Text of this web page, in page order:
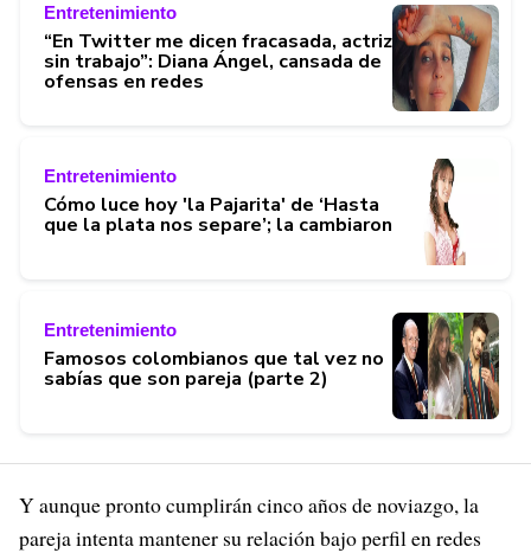
Entretenimiento
“En Twitter me dicen fracasada, actriz
sin trabajo”: Diana Ángel, cansada de
ofensas en redes
Entretenimiento
Cómo luce hoy 'la Pajarita' de ‘Hasta
que la plata nos separe’; la cambiaron
Entretenimiento
Famosos colombianos que tal vez no
sabías que son pareja (parte 2)
Y aunque pronto cumplirán cinco años de noviazgo, la
pareja intenta mantener su relación bajo perfil en redes